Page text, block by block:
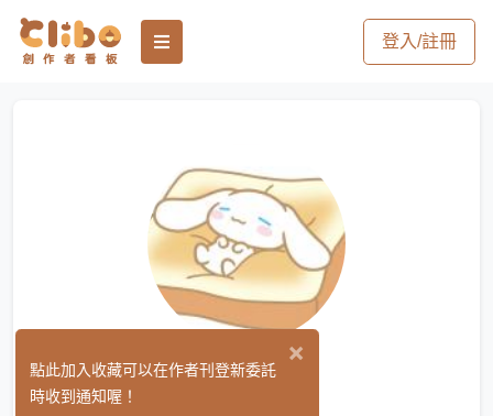
登入/註冊
いおん
×
點此加入收藏可以在作者刊登新委託
時收到通知喔！